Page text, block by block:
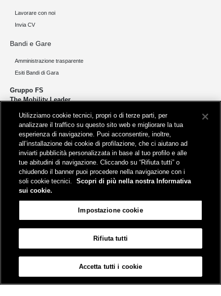
Lavorare con noi
Invia CV
Bandi e Gare
Amministrazione trasparente
Esiti Bandi di Gara
Gruppo FS
The Mobility Leader
Progettiamo e realizziamo infrastrutture per una mobilità sostenibile di
persone e merci. Accorciamo le distanze per lo sviluppo e la crescita
del nostro Paese.
Piazza della Croce Rossa, 1 - 00161 Roma
© Gruppo FS Italiane 2026
Protezione dati personali
Partita Iva 06359501001
Utilizziamo cookie tecnici, propri o di terze parti, per
analizzare il traffico su questo sito web e migliorare la tua
esperienza di navigazione. Puoi acconsentire, inoltre,
all’installazione dei cookie di profilazione, che ci aiutano ad
inviarti pubblicità personalizzata in base al tuo profilo e alle
tue abitudini di navigazione. Cliccando su “Rifiuta tutti” o
chiudendo il banner puoi procedere nella navigazione con i
soli cookie tecnici.
Scopri di più nella nostra Informativa
sui cookie.
Impostazione cookie
Rifiuta tutti
Accetta tutti i cookie